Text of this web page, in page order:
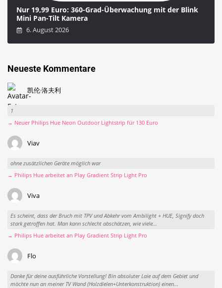
Nur 19,99 Euro: 360-Grad-Überwachung mit der Blink
Mini Pan-Tilt Kamera
6. August 2026
Neueste Kommentare
凯伦·洛夫利
1
→ Neuer Philips Hue Neon Outdoor Lightstrip für 130 Euro
Viav
ohne zusätzlichen Geräte möglich war
→ Philips Hue arbeitet an Play Gradient Strip Light Pro
Viva
Es scheint, dass der Bruch mit TPV und Abkehr vom Ambilight + HUE, Signify doch
stark getroffen hat. Man kann schlecht abschätzen, wie viele...
→ Philips Hue arbeitet an Play Gradient Strip Light Pro
Flo
Danke für deine ausführliche Vorstellung! Bin absoluter Laie auf dem Gebiet und
möchte nun an meiner TV Wand (Holzdielen+Unterkonstruktion) einen...